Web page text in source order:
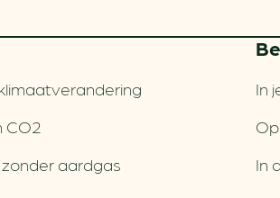
CO2
aardgas
In
In